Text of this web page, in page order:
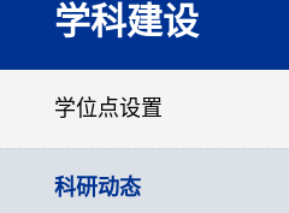
学科建设
学位点设置
科研动态